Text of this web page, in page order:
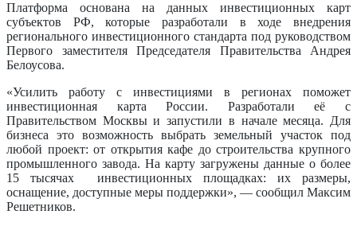
Платформа основана на данных инвестиционных карт
субъектов РФ, которые разработали в ходе внедрения
регионального инвестиционного стандарта под руководством
Первого заместителя Председателя Правительства Андрея
Белоусова.
«Усилить работу с инвестициями в регионах поможет
инвестиционная карта России. Разработали её с
Правительством Москвы и запустили в начале месяца. Для
бизнеса это возможность выбрать земельный участок под
любой проект: от открытия кафе до строительства крупного
промышленного завода. На карту загружены данные о более
15 тысячах инвестиционных площадках: их размеры,
оснащение, доступные меры поддержки», — сообщил Максим
Решетников.